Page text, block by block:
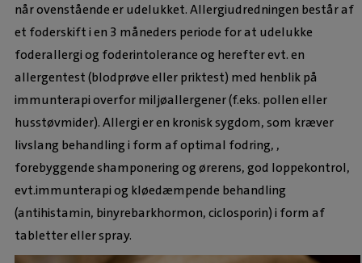
når ovenstående er udelukket. Allergiudredningen består af
et foderskift i en 3 måneders periode for at udelukke
foderallergi og foderintolerance og herefter evt. en
allergentest (blodprøve eller priktest) med henblik på
immunterapi overfor miljøallergener (f.eks. pollen eller
husstøvmider). Allergi er en kronisk sygdom, som kræver
livslang behandling i form af optimal fodring, ,
forebyggende shamponering og ørerens, god loppekontrol,
evt.immunterapi og kløedæmpende behandling
(antihistamin, binyrebarkhormon, ciclosporin) i form af
tabletter eller spray.